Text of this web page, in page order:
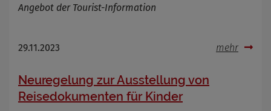
Angebot der Tourist-Information
29.11.2023 mehr
Neuregelung zur Ausstellung von
Reisedokumenten für Kinder